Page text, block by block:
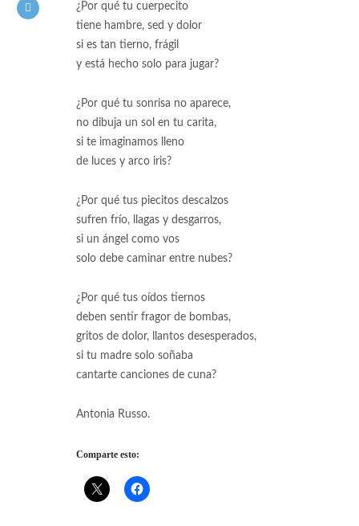
¿Por qué tu cuerpecito
tiene hambre, sed y dolor
si es tan tierno, frágil
y está hecho solo para jugar?
¿Por qué tu sonrisa no aparece,
no dibuja un sol en tu carita,
si te imaginamos lleno
de luces y arco iris?
¿Por qué tus piecitos descalzos
sufren frío, llagas y desgarros,
si un ángel como vos
solo debe caminar entre nubes?
¿Por qué tus oídos tiernos
deben sentir fragor de bombas,
gritos de dolor, llantos desesperados,
si tu madre solo soñaba
cantarte canciones de cuna?
Antonia Russo.
Comparte esto: